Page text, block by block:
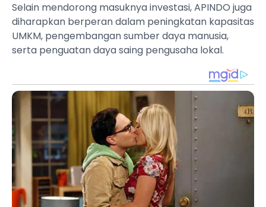
Selain mendorong masuknya investasi, APINDO juga
diharapkan berperan dalam peningkatan kapasitas
UMKM, pengembangan sumber daya manusia,
serta penguatan daya saing pengusaha lokal.